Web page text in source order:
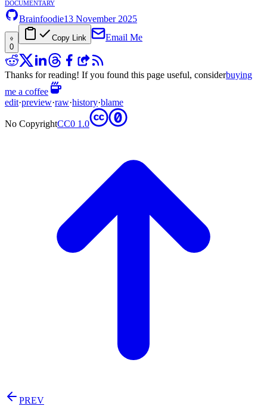
Brainfoodie13 November 2025
0
Copy Link Email Me
Thanks for reading! If you found this page useful, considerbuying
me a coffee
edit·preview·raw·history·blame
No CopyrightCC0 1.0
PREV